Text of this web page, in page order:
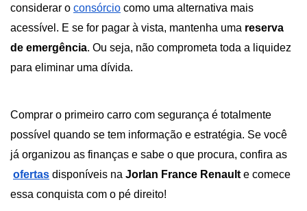
considerar o consórcio como uma alternativa mais
acessível. E se for pagar à vista, mantenha uma reserva
de emergência. Ou seja, não comprometa toda a liquidez
para eliminar uma dívida.
Comprar o primeiro carro com segurança é totalmente
possível quando se tem informação e estratégia. Se você
já organizou as finanças e sabe o que procura, confira as
ofertas disponíveis na Jorlan France Renault e comece
essa conquista com o pé direito!